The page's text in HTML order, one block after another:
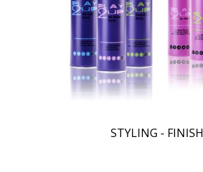
STYLING - FINISH